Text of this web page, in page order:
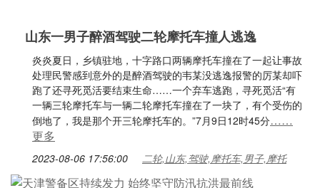
山东一男子醉酒驾驶二轮摩托车撞人逃逸
炎炎夏日，乡镇驻地，十字路口两辆摩托车撞在了一起让事故
处理民警感到意外的是醉酒驾驶的韦某没逃逸报警的厉某却吓
跑了还寻死觅活要结束生命……一个弃车逃跑，寻死觅活“有
一辆三轮摩托车与一辆二轮摩托车撞在了一块了，有个受伤的
倒地了，我是那个开三轮摩托车的。”7月9日12时45分……
更多
2023-08-06 17:56:00 二轮,山东,驾驶,摩托车,男子,摩托